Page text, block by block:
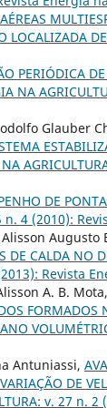
LOCALIZADA
PERIÓDICA
NA
Glauber
NA
DE
n. 4 (2010):
DE CALDA NO
Revista
A. B.
FORMADOS
Antuniassi,
DE
v. 27 n.